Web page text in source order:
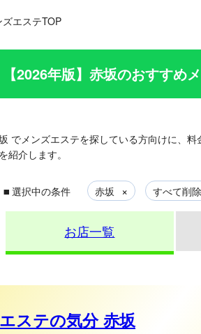
エステTOP
【2026年版】 赤坂のおすすめ
でメンズエステを探している方向けに、
紹介します。
▪ 選択中の条件 赤坂 × すべて削除
お店一覧
エステの気分 赤坂